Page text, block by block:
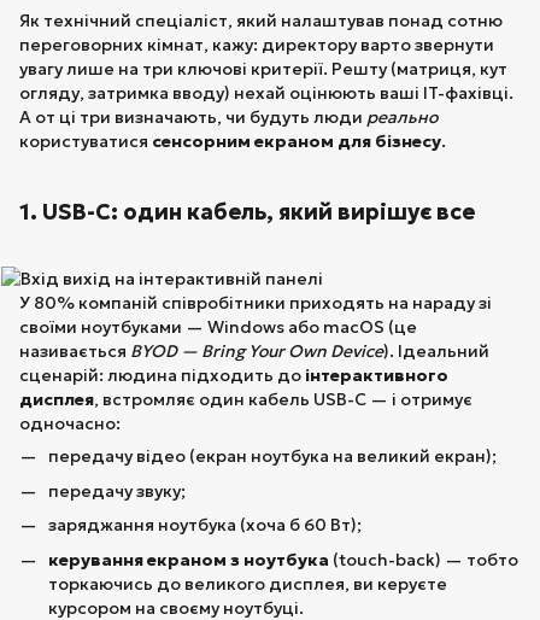
Як технічний спеціаліст, який налаштував понад сотню
переговорних кімнат, кажу: директору варто звернути
увагу лише на три ключові критерії. Решту (матриця, кут
огляду, затримка вводу) нехай оцінюють ваші IT-фахівці.
А от ці три визначають, чи будуть люди реально
користуватися сенсорним екраном для бізнесу.
1. USB-C: один кабель, який вирішує все
У 80% компаній співробітники приходять на нараду зі
своїми ноутбуками — Windows або macOS (це
називається BYOD — Bring Your Own Device). Ідеальний
сценарій: людина підходить до інтерактивного
дисплея, встромляє один кабель USB-C — і отримує
одночасно:
передачу відео (екран ноутбука на великий екран);
передачу звуку;
заряджання ноутбука (хоча б 60 Вт);
керування екраном з ноутбука (touch-back) — тобто
торкаючись до великого дисплея, ви керуєте
курсором на своєму ноутбуці.